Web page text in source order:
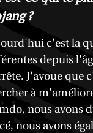
?
c'est la
depuis
J'avoue que
à
nous avons
nous avons